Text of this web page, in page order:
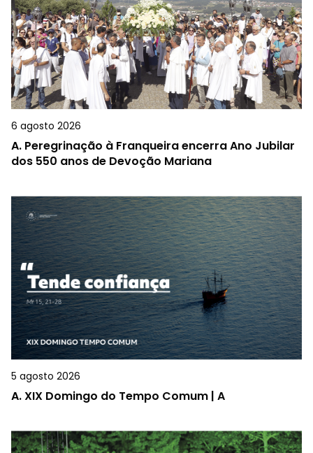
6 agosto 2026
A. Peregrinação à Franqueira encerra Ano Jubilar
dos 550 anos de Devoção Mariana
5 agosto 2026
A.XIX Domingo do Tempo Comum | A